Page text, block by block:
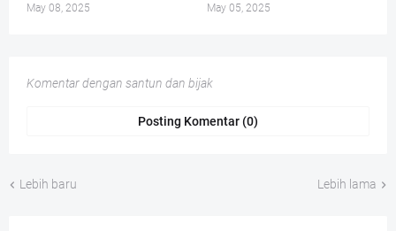
May 08, 2025 May 05, 2025
Komentar dengan santun dan bijak
Posting Komentar (0)
Lebih baru Lebih lama